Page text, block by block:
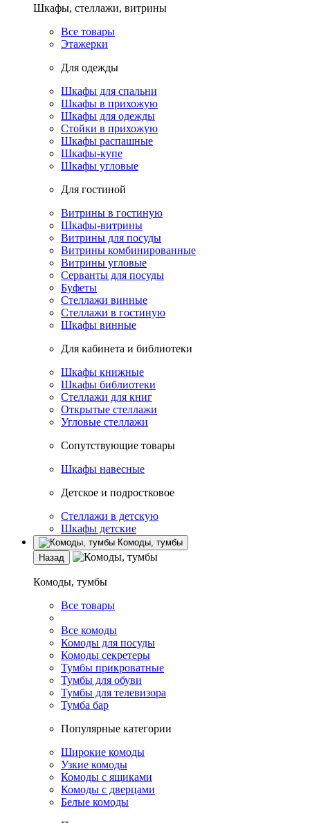
Шкафы, стеллажи, витрины
Все товары
Этажерки
Для одежды
Шкафы для спальни
Шкафы в прихожую
Шкафы для одежды
Стойки в прихожую
Шкафы распашные
Шкафы-купе
Шкафы угловые
Для гостиной
Витрины в гостиную
Шкафы-витрины
Витрины для посуды
Витрины комбинированные
Витрины угловые
Серванты для посуды
Буфеты
Стеллажи винные
Стеллажи в гостиную
Шкафы винные
Для кабинета и библиотеки
Шкафы книжные
Шкафы библиотеки
Стеллажи для книг
Открытые стеллажи
Угловые стеллажи
Сопутствующие товары
Шкафы навесные
Детское и подростковое
Стеллажи в детскую
Шкафы детские
Комоды, тумбы
Назад
Комоды, тумбы
Все товары
Все комоды
Комоды для посуды
Комоды секретеры
Тумбы прикроватные
Тумбы для обуви
Тумбы для телевизора
Тумба бар
Популярные категории
Широкие комоды
Узкие комоды
Комоды с ящиками
Комоды с дверцами
Белые комоды